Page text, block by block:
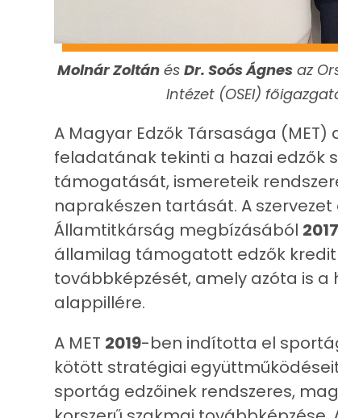
Molnár Zoltán ésDr. Soós Ágnes az
Intézet (OSEI)
A Magyar Edzők Társasága
feladatának tekinti a hazai edzők
támogatását, ismereteik
naprakészen tartását. A
Államtitkárság megbízásából 2017
államilag támogatott edzők
továbbképzését, amely azóta is a
alappillére.
A MET 2019-ben indította el
kötött stratégiai
sportág edzőinek rendszeres,